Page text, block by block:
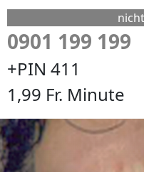
0901 199 199
+PIN 411
1,99 Fr. Minute